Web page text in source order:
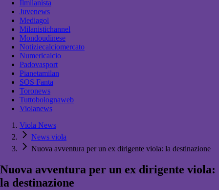
Ilmilanista
Juvenews
Mediagol
Milanistichannel
Mondoudinese
Notiziecalciomercato
Numericalcio
Padovasport
Pianetamilan
SOS Fanta
Toronews
Tuttobolognaweb
Violanews
Viola News
News viola
Nuova avventura per un ex dirigente viola: la destinazione
Nuova avventura per un ex dirigente viola:
la destinazione